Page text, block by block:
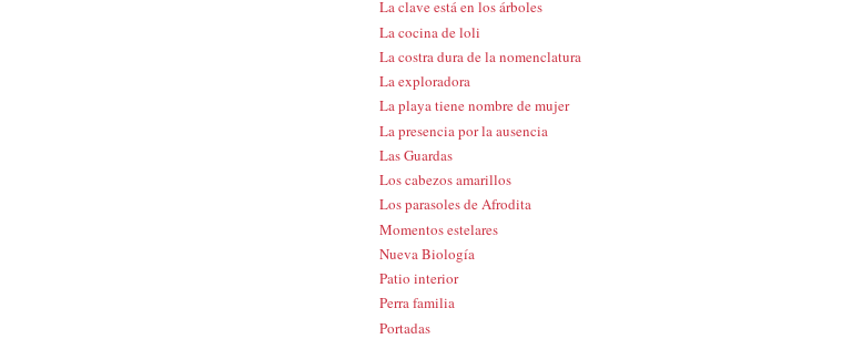
La clave está en los árboles
La cocina de loli
La costra dura de la nomenclatura
La exploradora
La playa tiene nombre de mujer
La presencia por la ausencia
Las Guardas
Los cabezos amarillos
Los parasoles de Afrodita
Momentos estelares
Nueva Biología
Patio interior
Perra familia
Portadas